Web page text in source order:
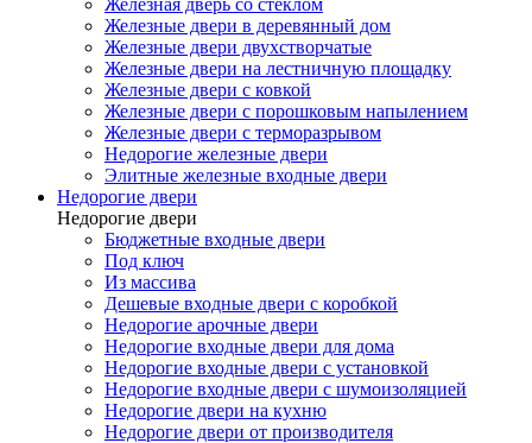
Железная дверь со стеклом
Железные двери в деревянный дом
Железные двери двухстворчатые
Железные двери на лестничную площадку
Железные двери с ковкой
Железные двери с порошковым напылением
Железные двери с терморазрывом
Недорогие железные двери
Элитные железные входные двери
Недорогие двери
Недорогие двери
Бюджетные входные двери
Под ключ
Из массива
Дешевые входные двери с коробкой
Недорогие арочные двери
Недорогие входные двери для дома
Недорогие входные двери с установкой
Недорогие входные двери с шумоизоляцией
Недорогие двери на кухню
Недорогие двери от производителя